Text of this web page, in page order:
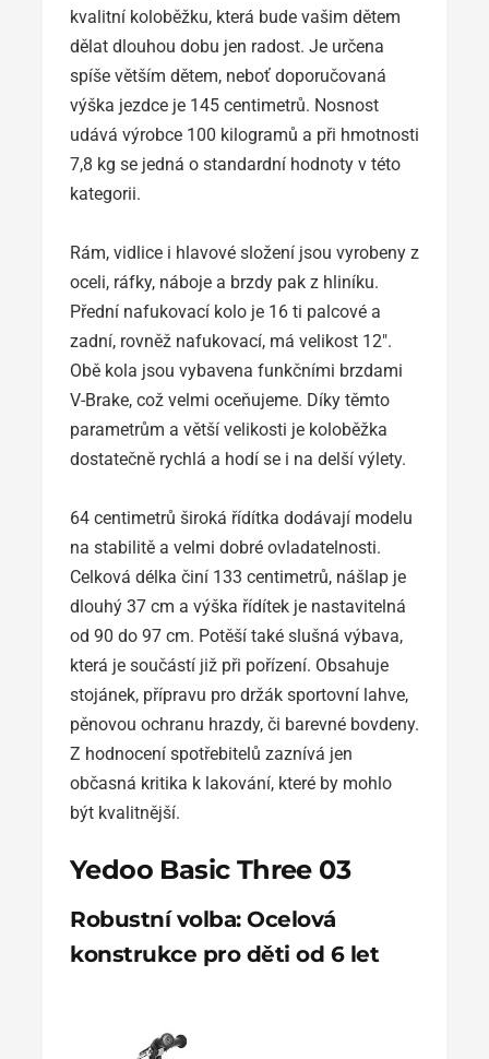
kvalitní koloběžku, která bude vašim dětem
dělat dlouhou dobu jen radost. Je určena
spíše větším dětem, neboť doporučovaná
výška jezdce je 145 centimetrů. Nosnost
udává výrobce 100 kilogramů a při hmotnosti
7,8 kg se jedná o standardní hodnoty v této
kategorii.
Rám, vidlice i hlavové složení jsou vyrobeny z
oceli, ráfky, náboje a brzdy pak z hliníku.
Přední nafukovací kolo je 16 ti palcové a
zadní, rovněž nafukovací, má velikost 12″.
Obě kola jsou vybavena funkčními brzdami
V-Brake, což velmi oceňujeme. Díky těmto
parametrům a větší velikosti je koloběžka
dostatečně rychlá a hodí se i na delší výlety.
64 centimetrů široká řídítka dodávají modelu
na stabilitě a velmi dobré ovladatelnosti.
Celková délka činí 133 centimetrů, nášlap je
dlouhý 37 cm a výška řídítek je nastavitelná
od 90 do 97 cm. Potěší také slušná výbava,
která je součástí již při pořízení. Obsahuje
stojánek, přípravu pro držák sportovní lahve,
pěnovou ochranu hrazdy, či barevné bovdeny.
Z hodnocení spotřebitelů zaznívá jen
občasná kritika k lakování, které by mohlo
být kvalitnější.
Yedoo Basic Three 03
Robustní volba: Ocelová
konstrukce pro děti od 6 let